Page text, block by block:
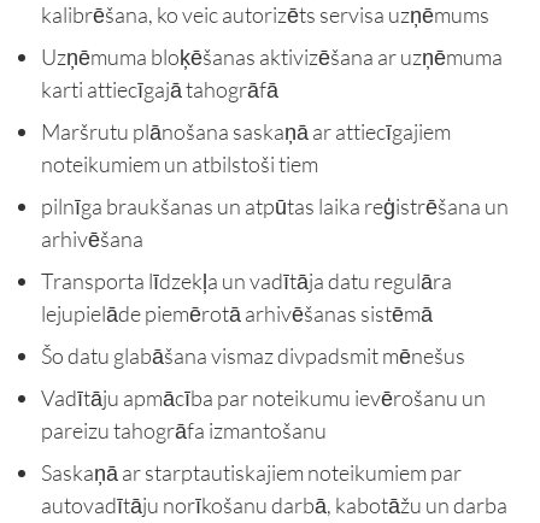
kalibrēšana, ko veic autorizēts servisa uzņēmums
Uzņēmuma bloķēšanas aktivizēšana ar uzņēmuma
karti attiecīgajā tahogrāfā
Maršrutu plānošana saskaņā ar attiecīgajiem
noteikumiem un atbilstoši tiem
pilnīga braukšanas un atpūtas laika reģistrēšana un
arhivēšana
Transporta līdzekļa un vadītāja datu regulāra
lejupielāde piemērotā arhivēšanas sistēmā
Šo datu glabāšana vismaz divpadsmit mēnešus
Vadītāju apmācība par noteikumu ievērošanu un
pareizu tahogrāfa izmantošanu
Saskaņā ar starptautiskajiem noteikumiem par
autovadītāju norīkošanu darbā, kabotāžu un darba